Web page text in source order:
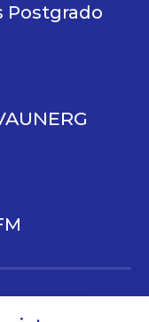
Postgrado